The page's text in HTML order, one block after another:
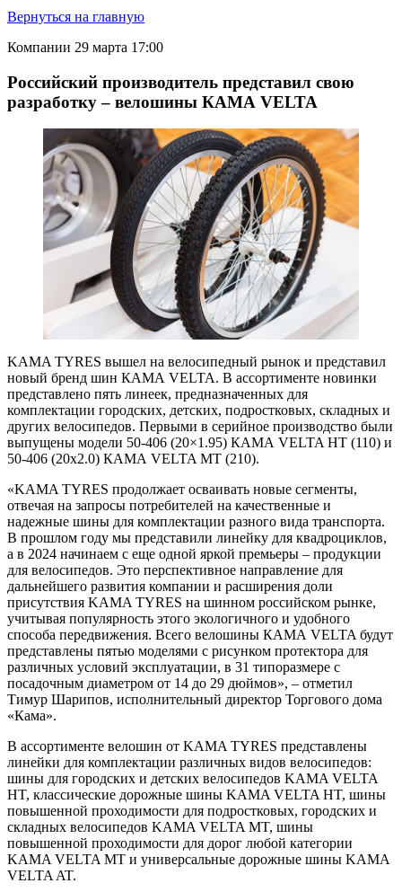
Вернуться на главную
Компании 29 марта 17:00
Российский производитель представил свою
разработку – велошины КАМА VELTA
KAMA TYRES вышел на велосипедный рынок и представил
новый бренд шин КАМА VELTA. В ассортименте новинки
представлено пять линеек, предназначенных для
комплектации городских, детских, подростковых, складных и
других велосипедов. Первыми в серийное производство были
выпущены модели 50-406 (20×1.95) КАМА VELTA HT (110) и
50-406 (20х2.0) КАМА VELTA MT (210).
«KAMA TYRES продолжает осваивать новые сегменты,
отвечая на запросы потребителей на качественные и
надежные шины для комплектации разного вида транспорта.
В прошлом году мы представили линейку для квадроциклов,
а в 2024 начинаем с еще одной яркой премьеры – продукции
для велосипедов. Это перспективное направление для
дальнейшего развития компании и расширения доли
присутствия KAMA TYRES на шинном российском рынке,
учитывая популярность этого экологичного и удобного
способа передвижения. Всего велошины КАМА VELTA будут
представлены пятью моделями с рисунком протектора для
различных условий эксплуатации, в 31 типоразмере с
посадочным диаметром от 14 до 29 дюймов», – отметил
Тимур Шарипов, исполнительный директор Торгового дома
«Кама».
В ассортименте велошин от KAMA TYRES представлены
линейки для комплектации различных видов велосипедов:
шины для городских и детских велосипедов KAMA VELTA
HT, классические дорожные шины KAMA VELTA HT, шины
повышенной проходимости для подростковых, городских и
складных велосипедов KAMA VELTA MT, шины
повышенной проходимости для дорог любой категории
KAMA VELTA MT и универсальные дорожные шины KAMA
VELTA AT.